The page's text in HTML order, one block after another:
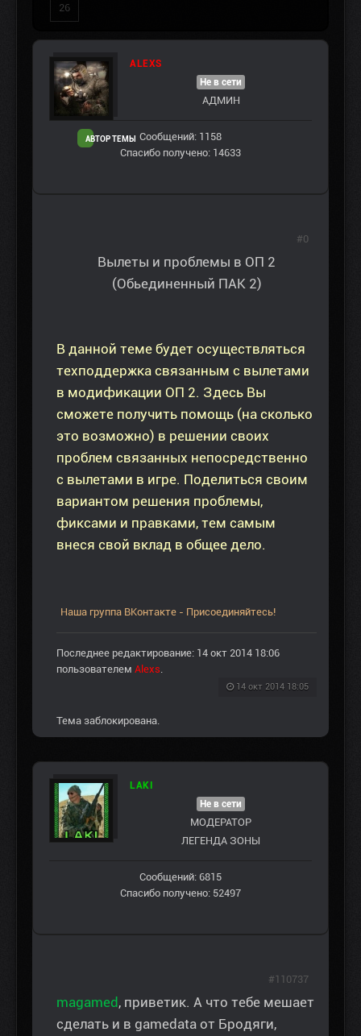
26
ALEXS
АВТОР ТЕМЫ
Не в сети
АДМИН
Сообщений: 1158
Спасибо получено: 14633
Вылеты и проблемы в ОП 2
(Обьединенный ПАК 2)
В данной теме будет осуществляться
техподдержка связанным с вылетами
в модификации ОП 2. Здесь Вы
сможете получить помощь (на сколько
это возможно) в решении своих
проблем связанных непосредственно
с вылетами в игре. Поделиться своим
вариантом решения проблемы,
фиксами и правками, тем самым
внеся свой вклад в общее дело.
Наша группа ВКонтакте - Присоединяйтесь!
Последнее редактирование: 14 окт 2014 18:06
пользователем Alexs
14 окт 2014 18:05
#0
Тема заблокирована.
LAKI
Не в сети
МОДЕРАТОР
ЛЕГЕНДА ЗОНЫ
Сообщений: 6815
Спасибо получено: 52497
magamed, приветик. А что тебе мешает
сделать и в gamedata от Бродяги,
#110737